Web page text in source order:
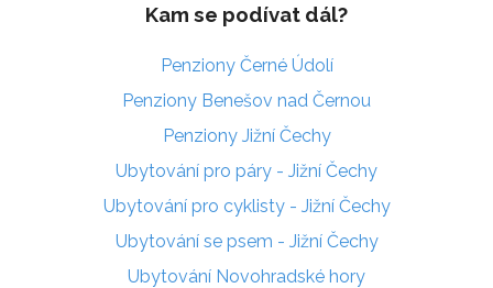
Kam se podívat dál?
Penziony Černé Údolí
Penziony Benešov nad Černou
Penziony Jižní Čechy
Ubytování pro páry - Jižní Čechy
Ubytování pro cyklisty - Jižní Čechy
Ubytování se psem - Jižní Čechy
Ubytování Novohradské hory